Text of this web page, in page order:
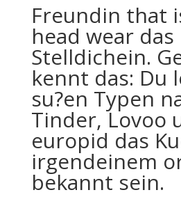
Freundin that
head wear das
Stelldichein.
kennt das: Du
su?en Typen
Tinder, Lovoo
europid das
irgendeinem
bekannt sein.